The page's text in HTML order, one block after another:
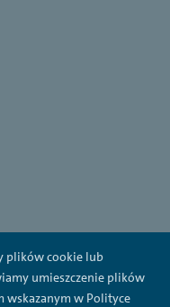
plików cookie lub
umieszczenie plików
wskazanym w Polityce